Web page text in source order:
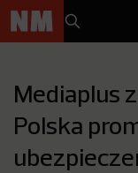
Mediaplus
Polska